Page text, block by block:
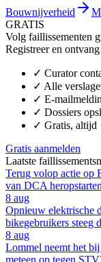
Bouwnijverheid
GRATIS
Volg faillissementen
Registreer en
✓ Curator
✓ Alle
✓ E-
✓ Dossiers
✓ Gratis, altijd
Gratis aanmelden
Laatste
Terug volop actie op
van DCA
8 aug
Opnieuw elektrische
bikegebruikers steeg
8 aug
Lommel neemt het
meteen op tegen